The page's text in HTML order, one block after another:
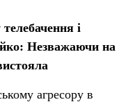
і
Незважаючи на
агресору в